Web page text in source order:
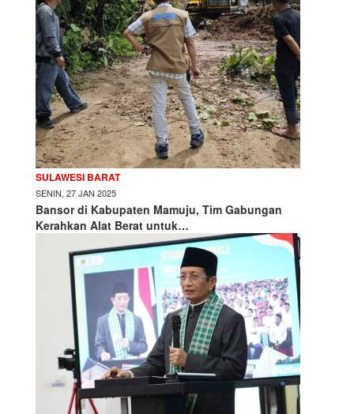
SULAWESI BARAT
SENIN, 27 JAN 2025
Bansor di Kabupaten Mamuju, Tim Gabungan
Kerahkan Alat Berat untuk…